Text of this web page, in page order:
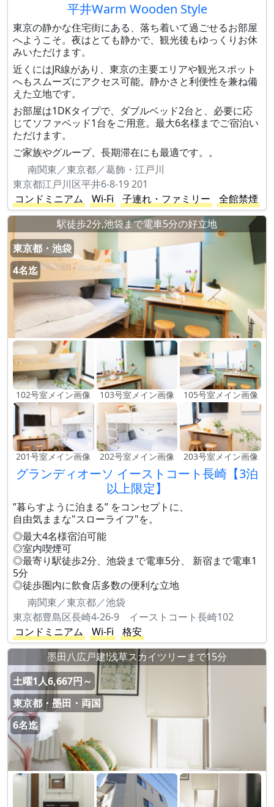
平井Warm Wooden Style
東京の静かな住宅街にある、落ち着いて過ごせるお部屋
へようこそ。夜はとても静かで、観光後もゆっくりお休
みいただけます。
近くにはJR線があり、東京の主要エリアや観光スポット
へもスムーズにアクセス可能。静かさと利便性を兼ね備
えた立地です。
お部屋は1DKタイプで、ダブルベッド2台と、必要に応
じてソファベッド1台をご用意。最大6名様までご宿泊い
ただけます。
ご家族やグループ、長期滞在にも最適です。。
南関東／東京都／葛飾・江戸川
東京都江戸川区平井6-8-19 201
コンドミニアム
Wi-Fi 子連れ・ファミリー
全館禁煙
駅徒歩2分,池袋まで電車5分の好立地
東京都・池袋
4名迄
102号室メイン画像 103号室メイン画像 105号室メイン画像
201号室メイン画像 202号室メイン画像 203号室メイン画像
グランディオーソ イーストコート長崎【3泊
以上限定】
”暮らすように泊まる” をコンセプトに、
自由気ままな"スローライフ"を。
◎最大4名様宿泊可能
◎室内喫煙可
◎最寄り駅徒歩2分、池袋まで電車5分、 新宿まで電車1
5分
◎徒歩圏内に飲食店多数の便利な立地
南関東／東京都／池袋
東京都豊島区長崎4-26-9 イーストコート長崎102
コンドミニアム
Wi-Fi
格安
墨田八広戸建!浅草スカイツリーまで15分
土曜1人6,667円～
東京都・墨田・両国
6名迄